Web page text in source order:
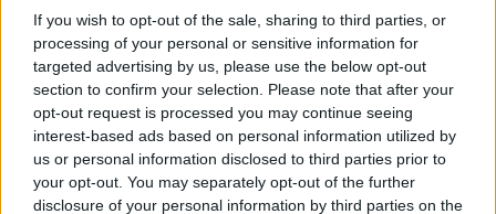
If you wish to opt-out of the sale, sharing to third parties, or
processing of your personal or sensitive information for
targeted advertising by us, please use the below opt-out
section to confirm your selection. Please note that after your
opt-out request is processed you may continue seeing
interest-based ads based on personal information utilized by
us or personal information disclosed to third parties prior to
your opt-out. You may separately opt-out of the further
disclosure of your personal information by third parties on the